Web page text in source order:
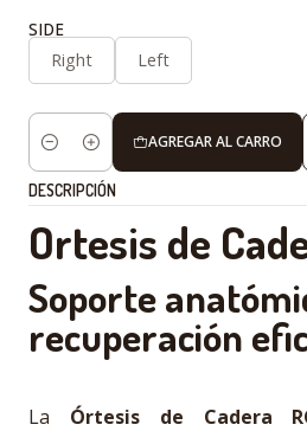
SIDE
Right
Left
Cantidad
AGREGAR AL CARRO
DESCRIPCIÓN
Ortesis de
Soporte
recuperación
La Órtesis de Cadera